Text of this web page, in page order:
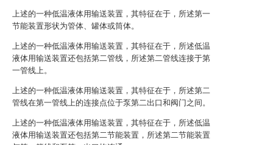
上述的一种低温液体用输送装置，其特征在于，所述第一
节能装置形状为管体、罐体或筒体。
上述的一种低温液体用输送装置，其特征在于，所述低温
液体用输送装置还包括第二管线，所述第二管线连接于第
一管线上。
上述的一种低温液体用输送装置，其特征在于，所述第二
管线在第一管线上的连接点位于泵第二出口和阀门之间。
上述的一种低温液体用输送装置，其特征在于，所述低温
液体用输送装置还包括第二节能装置，所述第二节能装置